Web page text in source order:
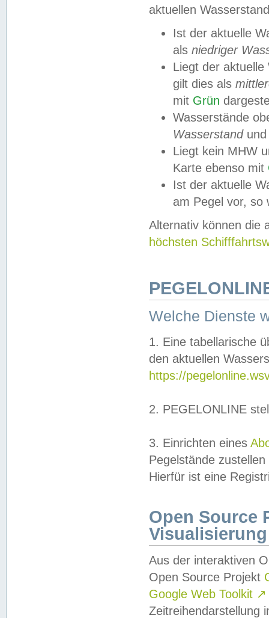
aktuellen
Ist der aktuelle
als niedriger
Liegt der
gilt dies als
mit Grün
Wasserstände
Wasserstandund
Liegt kein MHW
Karte ebenso mit
Ist der aktuelle
am Pegel vor,
Alternativ können die
höchsten
Welche Dienste
1. Eine tabellarische
den aktuellen
https://
2. PEGELONLINE
3. Einrichten eines
Pegelstände
Hierfür ist eine
Open Source
Visualisierung
Aus der interaktiven
Open Source Projekt
Google Web Toolkit ↗
Zeitreihendarstellung